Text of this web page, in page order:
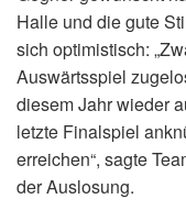
Halle und die gute
sich optimistisch:
Auswärtsspiel
diesem Jahr wieder
letzte Finalspiel
erreichen“, sagte
der Auslosung.